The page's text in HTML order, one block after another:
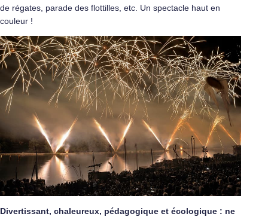
de régates, parade des flottilles, etc. Un spectacle haut en
couleur !
Divertissant, chaleureux, pédagogique et écologique : ne